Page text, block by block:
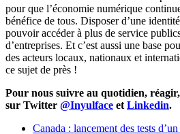
pour que l’économie numérique
bénéfice de tous. Disposer d’une
pouvoir accéder à plus de service
d’entreprises. Et c’est aussi une base
des acteurs locaux, nationaux et
ce sujet de près !
Pour nous suivre au quotidien,
sur Twitter @Inyulface et Linkedin.
Canada : lancement des tests